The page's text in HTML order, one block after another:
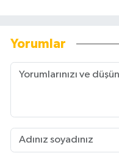
Yorumlar